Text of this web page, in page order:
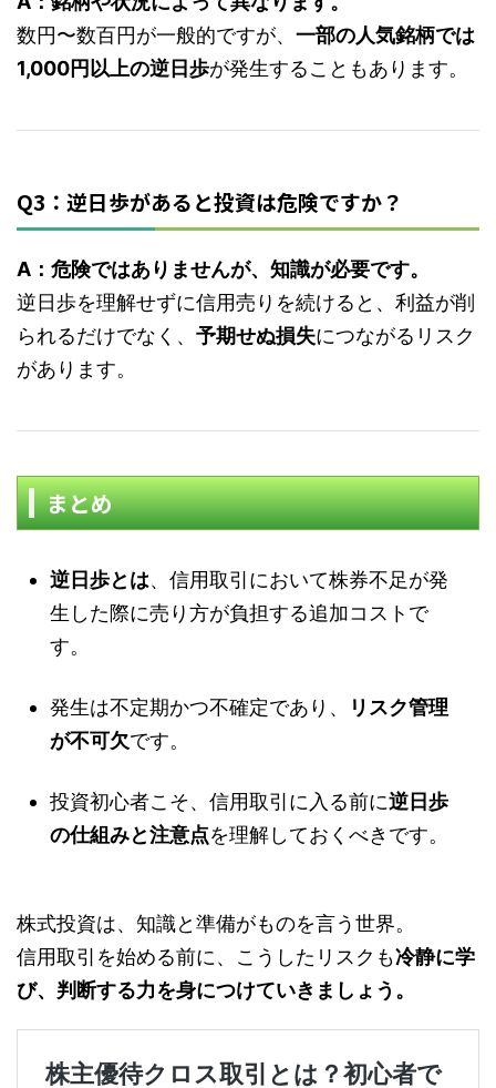
数円〜数百円が一般的ですが、 一部の人気銘柄では
1,000円以上の逆日歩が発生することもあります。
Q3：逆日歩があると投資は危険ですか？
A：危険ではありませんが、知識が必要です。
逆日歩を理解せずに信用売りを続けると、利益が削
られるだけでなく、 予期せぬ損失につながるリスク
があります。
まとめ
逆日歩とは、信用取引において株券不足が発
生した際に売り方が負担する追加コストで
す。
発生は不定期かつ不確定であり、
リスク管理
が不可欠です。
投資初心者こそ、信用取引に入る前に逆日歩
の仕組みと注意点を理解しておくべきです。
株式投資は、知識と準備がものを言う世界。
信用取引を始める前に、こうしたリスクも冷静に学
び、判断する力を身につけていきましょう。